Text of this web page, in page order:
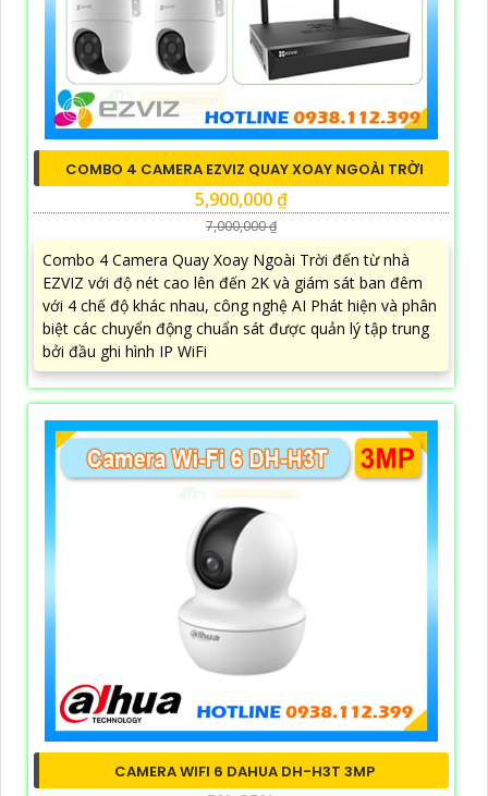
COMBO 4 CAMERA EZVIZ QUAY XOAY NGOÀI TRỜI
5,900,000 ₫
7,000,000 ₫
Combo 4 Camera Quay Xoay Ngoài Trời đến từ nhà
EZVIZ với độ nét cao lên đến 2K và giám sát ban đêm
với 4 chế độ khác nhau, công nghệ AI Phát hiện và phân
biệt các chuyển động chuẩn sát được quản lý tập trung
bởi đầu ghi hình IP WiFi
CAMERA WIFI 6 DAHUA DH-H3T 3MP